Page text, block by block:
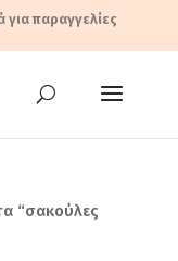
παραγγελίες
“σακούλες